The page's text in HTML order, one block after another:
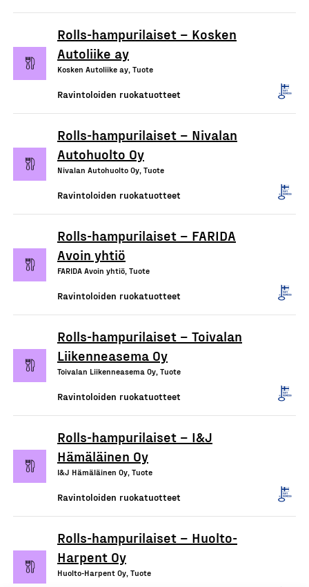
Rolls-hampurilaiset – Kosken
Autoliike ay
Kosken Autoliike ay, Tuote
Ravintoloiden ruokatuotteet
Rolls-hampurilaiset – Nivalan
Autohuolto Oy
Nivalan Autohuolto Oy, Tuote
Ravintoloiden ruokatuotteet
Rolls-hampurilaiset – FARIDA
Avoin yhtiö
FARIDA Avoin yhtiö, Tuote
Ravintoloiden ruokatuotteet
Rolls-hampurilaiset – Toivalan
Liikenneasema Oy
Toivalan Liikenneasema Oy, Tuote
Ravintoloiden ruokatuotteet
Rolls-hampurilaiset – I&J
Hämäläinen Oy
I&J Hämäläinen Oy, Tuote
Ravintoloiden ruokatuotteet
Rolls-hampurilaiset – Huolto-
Harpent Oy
Huolto-Harpent Oy, Tuote